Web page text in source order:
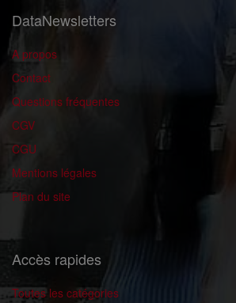
DataNewsletters
A propos
Contact
Questions fréquentes
CGV
CGU
Mentions légales
Plan du site
Accès rapides
Toutes les catégories